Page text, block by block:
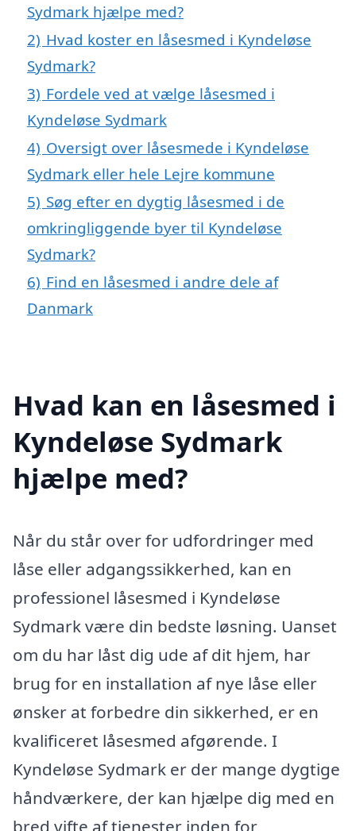
Sydmark hjælpe med?
2) Hvad koster en låsesmed i Kyndeløse
Sydmark?
3) Fordele ved at vælge låsesmed i
Kyndeløse Sydmark
4) Oversigt over låsesmede i Kyndeløse
Sydmark eller hele Lejre kommune
5) Søg efter en dygtig låsesmed i de
omkringliggende byer til Kyndeløse
Sydmark?
6) Find en låsesmed i andre dele af
Danmark
Hvad kan en låsesmed i
Kyndeløse Sydmark
hjælpe med?
Når du står over for udfordringer med
låse eller adgangssikkerhed, kan en
professionel låsesmed i Kyndeløse
Sydmark være din bedste løsning. Uanset
om du har låst dig ude af dit hjem, har
brug for en installation af nye låse eller
ønsker at forbedre din sikkerhed, er en
kvalificeret låsesmed afgørende. I
Kyndeløse Sydmark er der mange dygtige
håndværkere, der kan hjælpe dig med en
bred vifte af tjenester inden for